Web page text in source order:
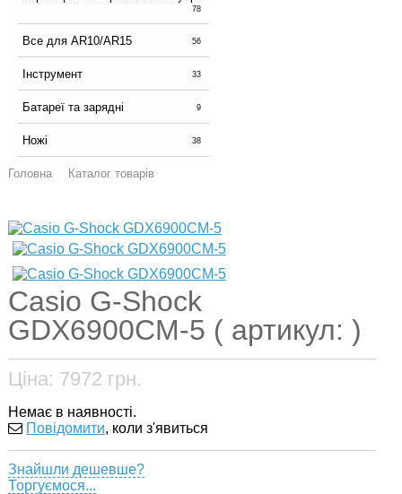
78
Все для AR10/AR15 56
Інструмент 33
Батареї та зарядні 9
Ножі 38
Головна Каталог товарів
Casio G-Shock
GDX6900CM-5 ( артикул: )
Ціна: 7972 грн.
Немає в наявності.
Повідомити, коли з'явиться
Знайшли дешевше?
Торгуємося...